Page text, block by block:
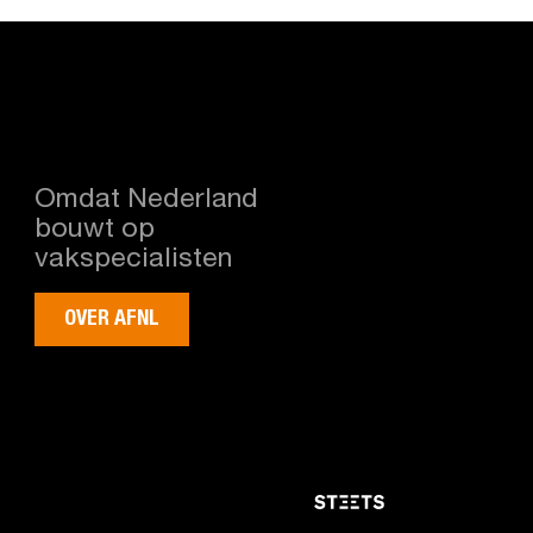
Omdat Nederland
bouwt op
vakspecialisten
OVER AFNL